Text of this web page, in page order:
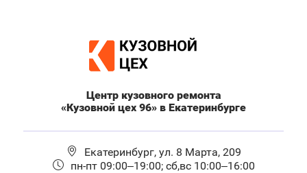
Центр кузовного ремонта
«Кузовной цех 96» в Екатеринбурге
Екатеринбург, ул. 8 Марта, 209
пн-пт 09:00–19:00; сб,вс 10:00–16:00